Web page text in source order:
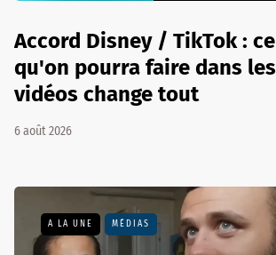
Accord Disney / TikTok : ce
qu'on pourra faire dans les
vidéos change tout
6 août 2026
A LA UNE MÉDIAS